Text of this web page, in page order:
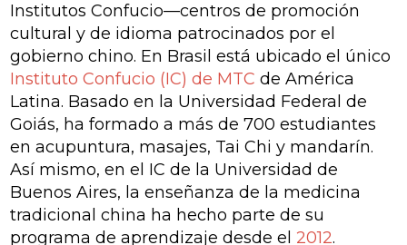
Institutos Confucio—centros de promoción
cultural y de idioma patrocinados por el
gobierno chino. En Brasil está ubicado el único
Instituto Confucio (IC) de MTC de América
Latina. Basado en la Universidad Federal de
Goiás, ha formado a más de 700 estudiantes
en acupuntura, masajes, Tai Chi y mandarín.
Así mismo, en el IC de la Universidad de
Buenos Aires, la enseñanza de la medicina
tradicional china ha hecho parte de su
programa de aprendizaje desde el 2012.